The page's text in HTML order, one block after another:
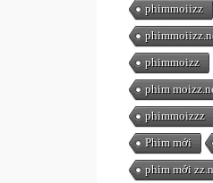
phimmoiizz
phimmoizz
phim
phimmoizzz
Phim mới
phim mới